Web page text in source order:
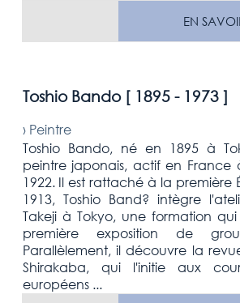
EN
Toshio Bando [ 1895 - 1973]
› Peintre
Toshio Bando, né en 1895 à
peintre japonais, actif en France
1922. Il est rattaché à la première
1913, Toshio Band? intègre
Takeji à Tokyo, une formation
première exposition de
Parallèlement, il découvre la
Shirakaba, qui l'initie aux
européens ...